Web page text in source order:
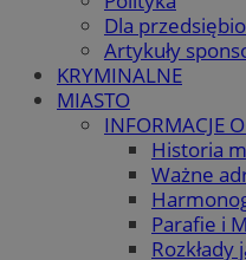
Dla
Artykuły
KRYMINALNE
MIASTO
INFORMACJE
Historia
Ważne
Parafie i
Rozkłady